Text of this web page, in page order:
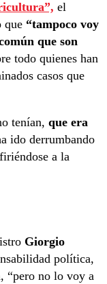
el
que “tampoco voy
que son
todo quienes han
casos que
tenían, que era
ido derrumbando
a la
Giorgio
política,
“pero no lo voy a